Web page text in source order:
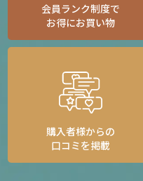
会員ランク制度で
お得にお買い物
購入者様からの
口コミを掲載